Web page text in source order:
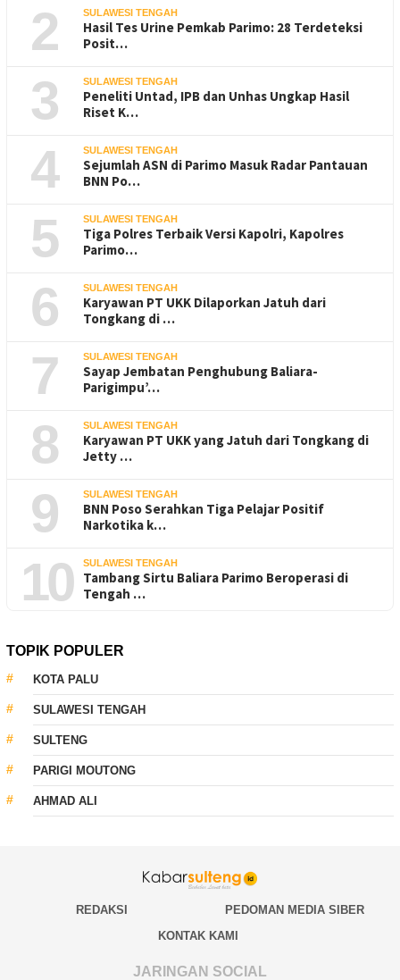
2 SULAWESI TENGAH
Hasil Tes Urine Pemkab Parimo: 28 Terdeteksi
Posit…
3 SULAWESI TENGAH
Peneliti Untad, IPB dan Unhas Ungkap Hasil
Riset K…
4 SULAWESI TENGAH
Sejumlah ASN di Parimo Masuk Radar Pantauan
BNN Po…
5 SULAWESI TENGAH
Tiga Polres Terbaik Versi Kapolri, Kapolres
Parimo…
6 SULAWESI TENGAH
Karyawan PT UKK Dilaporkan Jatuh dari
Tongkang di …
7 SULAWESI TENGAH
Sayap Jembatan Penghubung Baliara-
Parigimpu’…
8 SULAWESI TENGAH
Karyawan PT UKK yang Jatuh dari Tongkang di
Jetty …
9 SULAWESI TENGAH
BNN Poso Serahkan Tiga Pelajar Positif
Narkotika k…
10 SULAWESI TENGAH
Tambang Sirtu Baliara Parimo Beroperasi di
Tengah …
TOPIK POPULER
KOTA PALU
SULAWESI TENGAH
SULTENG
PARIGI MOUTONG
AHMAD ALI
REDAKSI
PEDOMAN MEDIA SIBER
KONTAK KAMI
JARINGAN SOCIAL